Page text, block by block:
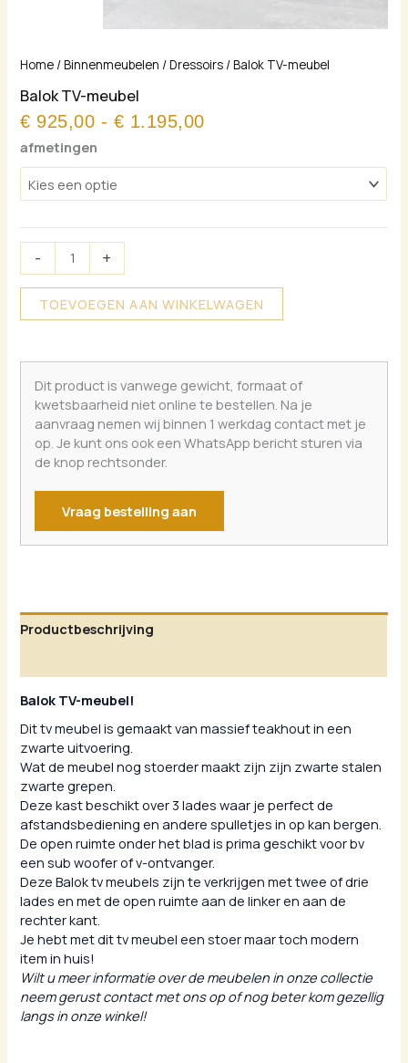
Home /Binnenmeubelen /Dressoirs / Balok TV-meubel
Balok TV-meubel
€ 925,00 - € 1.195,00
Prijsklasse:
€ 1.195,00
afmetingen
-
Balok
meubel
aantal
+
TOEVOEGEN AAN WINKELWAGEN
Dit product is vanwege gewicht, formaat of
kwetsbaarheid niet online te bestellen. Na je
aanvraag nemen wij binnen 1 werkdag contact met je
op. Je kunt ons ook een WhatsApp bericht sturen via
de knop rechtsonder.
Vraag bestelling aan
Productbeschrijving
Balok TV-meubel!
Dit tv meubel is gemaakt van massief teakhout in een
zwarte uitvoering.
Wat de meubel nog stoerder maakt zijn zijn zwarte stalen
zwarte grepen.
Deze kast beschikt over 3 lades waar je perfect de
afstandsbediening en andere spulletjes in op kan bergen.
De open ruimte onder het blad is prima geschikt voor bv
een sub woofer of v-ontvanger.
Deze Balok tv meubels zijn te verkrijgen met twee of drie
lades en met de open ruimte aan de linker en aan de
rechter kant.
Je hebt met dit tv meubel een stoer maar toch modern
item in huis!
Wilt u meer informatie over de meubelen in onze collectie
neem gerust contact met ons op of nog beter kom gezellig
langs in onze winkel!